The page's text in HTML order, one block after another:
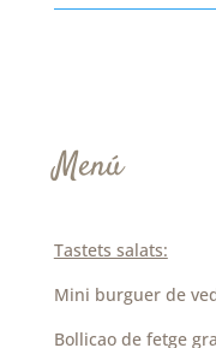
Menú
Tastets salats:
Mini burguer de
Bollicao de fetge